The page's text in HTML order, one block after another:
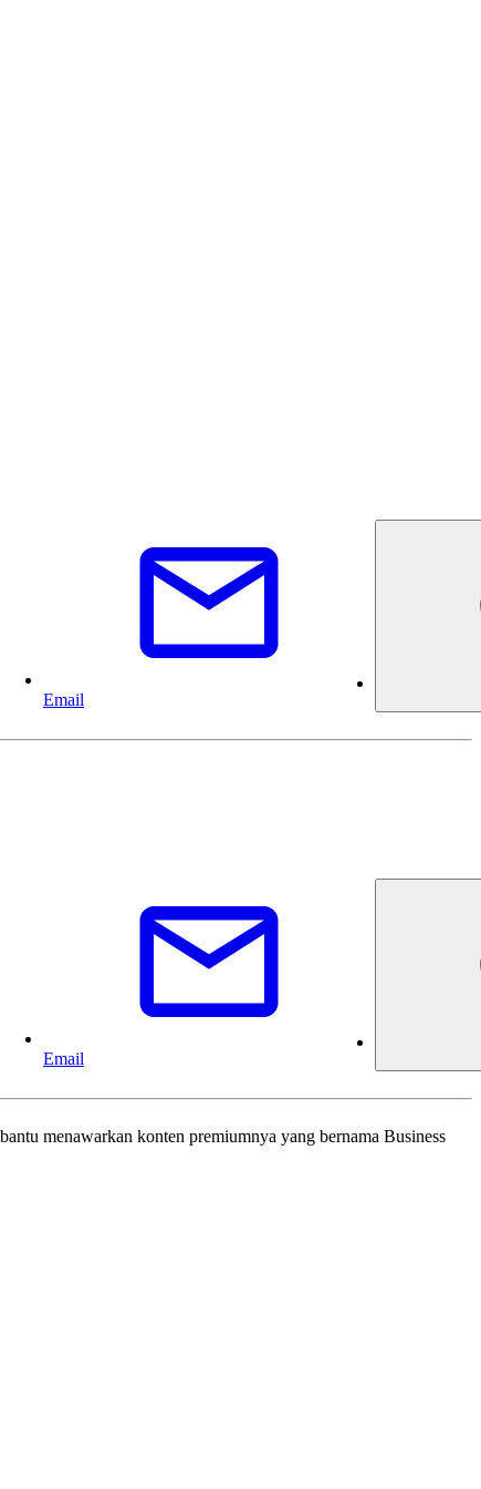
Email
Email
menawarkan konten premiumnya yang bernama Business